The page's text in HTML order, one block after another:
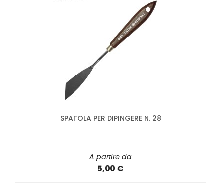
SPATOLA PER DIPINGERE N. 28
A partire da
5,00 €